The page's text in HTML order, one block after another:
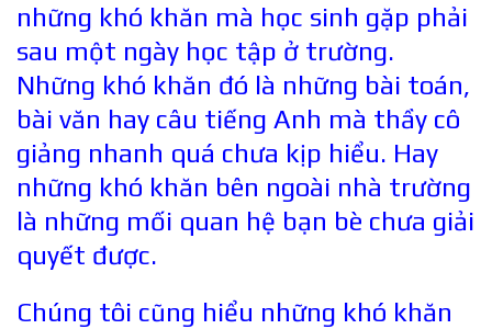
những khó khăn mà học sinh gặp phải
sau một ngày học tập ở trường.
Những khó khăn đó là những bài toán,
bài văn hay câu tiếng Anh mà thầy cô
giảng nhanh quá chưa kịp hiểu. Hay
những khó khăn bên ngoài nhà trường
là những mối quan hệ bạn bè chưa giải
quyết được.
Chúng tôi cũng hiểu những khó khăn